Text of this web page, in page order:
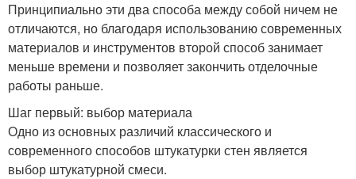
Принципиально эти два способа между собой ничем не
отличаются, но благодаря использованию современных
материалов и инструментов второй способ занимает
меньше времени и позволяет закончить отделочные
работы раньше.
Шаг первый: выбор материала
Одно из основных различий классического и
современного способов штукатурки стен является
выбор штукатурной смеси.